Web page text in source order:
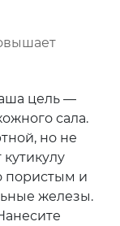
цель —
сала.
но не
пористым и
железы.